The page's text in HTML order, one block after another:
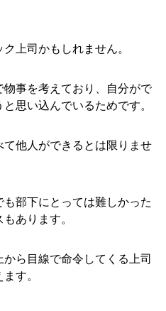
上司かもしれません。
事を考えており、自分がで
思い込んでいるためです。
他人ができるとは限りませ
部下にとっては難しかった
あります。
ら目線で命令してくる上司
す。